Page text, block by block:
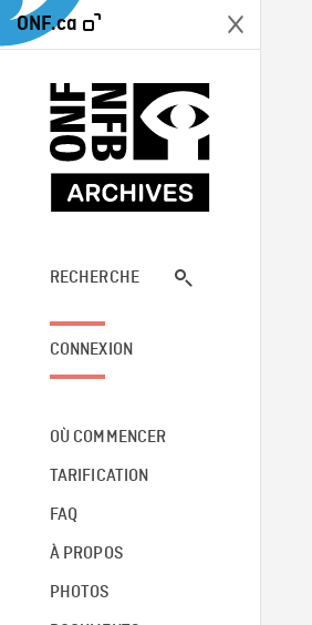
ONF.ca
RECHERCHE
CONNEXION
OÙ COMMENCER
TARIFICATION
FAQ
À PROPOS
PHOTOS